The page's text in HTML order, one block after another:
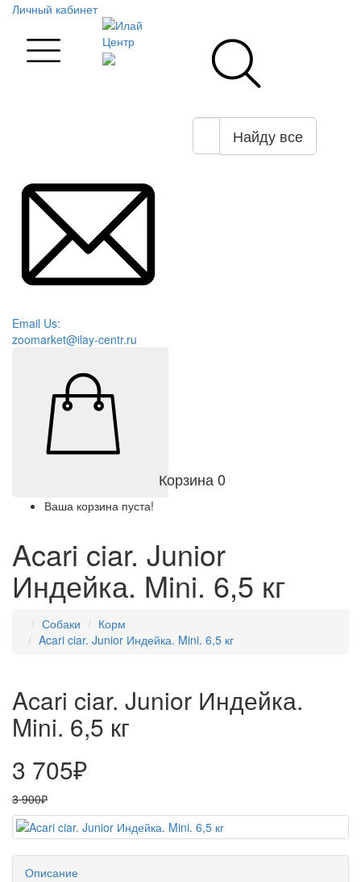
Личный кабинет
Найду все
Email Us:
zoomarket@ilay-centr.ru
Корзина0
Ваша корзина пуста!
Acari ciar. Junior
Индейка. Mini. 6,5 кг
Собаки
Корм
Acari ciar. Junior Индейка. Mini. 6,5 кг
Acari ciar. Junior Индейка.
Mini. 6,5 кг
3 705₽
3 900₽
Описание